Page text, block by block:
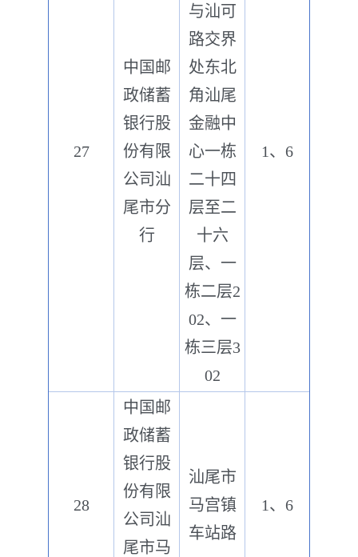
27
中国邮
政储蓄
银行股
份有限
公司汕
尾市分
行
与汕可
路交界
处东北
角汕尾
金融中
心一栋
二十四
层至二
十六
层、一
栋二层2
02、一
栋三层3
02
1、6
28
中国邮
政储蓄
银行股
份有限
公司汕
尾市马
汕尾市
马宫镇
车站路
1、6